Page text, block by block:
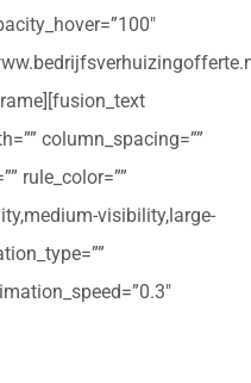
column_spacing=””
rule_color=””
visibility,large-